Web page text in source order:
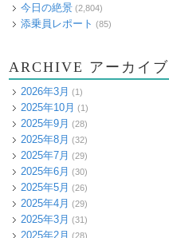
今日の絶景 (2,804)
添乗員レポート (85)
ARCHIVE アーカイブ
2026年3月 (1)
2025年10月 (1)
2025年9月 (28)
2025年8月 (32)
2025年7月 (29)
2025年6月 (30)
2025年5月 (26)
2025年4月 (29)
2025年3月 (31)
2025年2月 (28)